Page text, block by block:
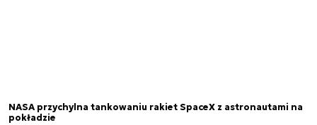
NASA przychylna tankowaniu rakiet SpaceX z astronautami na
pokładzie